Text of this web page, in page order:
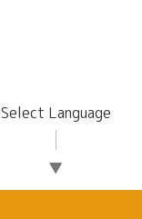
Select Language
▼